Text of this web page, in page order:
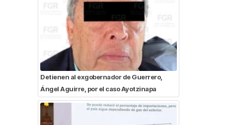
Detienen al exgobernador de Guerrero,
Ángel Aguirre, por el caso Ayotzinapa